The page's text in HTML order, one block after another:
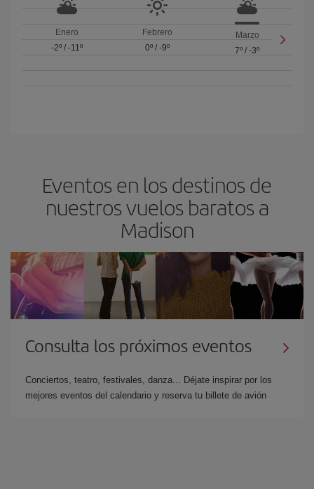
Enero
-2º/ -11º
Febrero
0º/ -9º
Marzo
7º /-3º
Eventos en los destinos de
nuestros vuelos baratos a
Madison
Consulta los próximos eventos
Conciertos, teatro, festivales, danza... Déjate inspirar por los
mejores eventos del calendario y reserva tu billete de avión